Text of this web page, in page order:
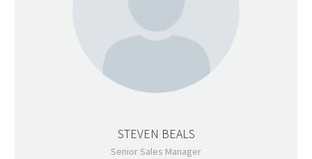
STEVEN BEALS
Senior Sales Manager